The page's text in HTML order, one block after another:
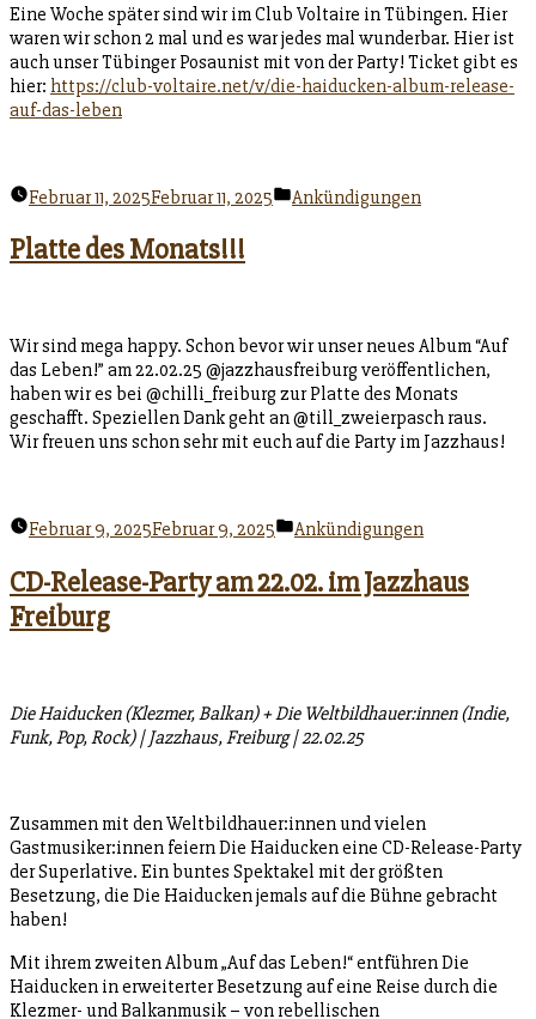
Eine Woche später sind wir im Club Voltaire in Tübingen. Hier
waren wir schon 2 mal und es war jedes mal wunderbar. Hier ist
auch unser Tübinger Posaunist mit von der Party! Ticket gibt es
hier: https://club-voltaire.net/v/die-haiducken-album-release-
auf-das-leben
Februar 11, 2025Februar 11, 2025
Veröffentlicht
Ankündigungen
Platte des Monats!!!
Wir sind mega happy. Schon bevor wir unser neues Album “Auf
das Leben!” am 22.02.25 @jazzhausfreiburg veröffentlichen,
haben wir es bei @chilli_freiburg zur Platte des Monats
geschafft. Speziellen Dank geht an @till_zweierpasch raus.
Wir freuen uns schon sehr mit euch auf die Party im Jazzhaus!
Februar 9, 2025Februar 9, 2025
Veröffentlicht
Ankündigungen
CD-Release-Party am 22.02. im Jazzhaus
Freiburg
Die Haiducken (Klezmer, Balkan) + Die Weltbildhauer:innen (Indie,
Funk, Pop, Rock) | Jazzhaus, Freiburg | 22.02.25
Zusammen mit den Weltbildhauer:innen und vielen
Gastmusiker:innen feiern Die Haiducken eine CD-Release-Party
der Superlative. Ein buntes Spektakel mit der größten
Besetzung, die Die Haiducken jemals auf die Bühne gebracht
haben!
Mit ihrem zweiten Album „Auf das Leben!“ entführen Die
Haiducken in erweiterter Besetzung auf eine Reise durch die
Klezmer- und Balkanmusik – von rebellischen